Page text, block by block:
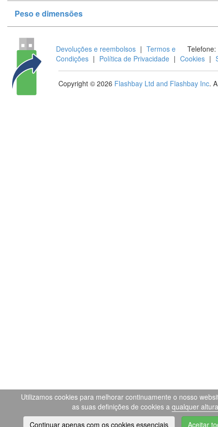
Peso e dimensões
Telefone:
Devoluções e reembolsos | Termos e
Condições | Política de Privacidade | Cookies |
Copyright © 2026 Flashbay Ltd and Flashbay Inc.
Utilizamos cookies para melhorar continuamente o nosso
as suas definições de cookies a qualquer altura
Continuar apenas com os cookies essenciais
Aceitar